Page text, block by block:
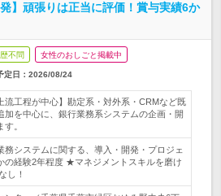
】頑張りは正当に評価！賞与実績6か
不問 女性のおしごと掲載中
定日： 2026/08/24
流工程が中心】勘定系・対外系・CRMなど既
加を中心に、銀行業務系システムの企画・開
。
務システムに関する、導入・開発・プロジェ
の経験2年程度 ★マネジメントスキルを磨け
し！